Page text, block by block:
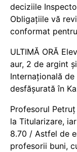
deciziile
Obligațiile vă
conformat
ULTIMĂ ORĂ
aur, 2 de argint
Internațională
desfășurată în
Profesorul
la Titularizare,
8.70 / Astfel de
profesorii buni,